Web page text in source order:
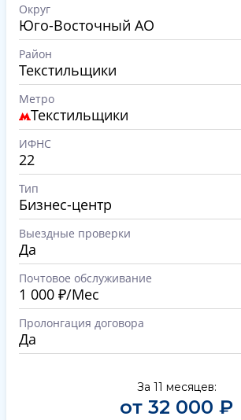
Округ
Юго-Восточный АО
Район
Текстильщики
Метро
Текстильщики
ИФНС
22
Тип
Бизнес-центр
Выездные проверки
Да
Почтовое обслуживание
1 000 ₽/Мес
Пролонгация договора
Да
За 11 месяцев:
от 32 000 ₽